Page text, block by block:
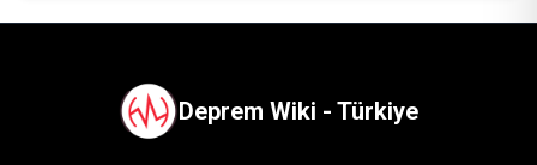
Deprem Wiki - Türkiye